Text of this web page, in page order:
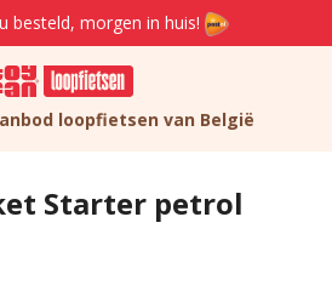
besteld, morgen in huis!
loopfietsen van België
Starter petrol